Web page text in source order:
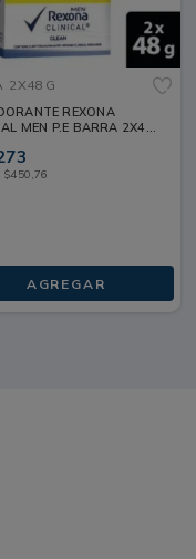
2X48 G
REXONA
MEN P.E BARRA 2X48
$450,76
AGREGAR